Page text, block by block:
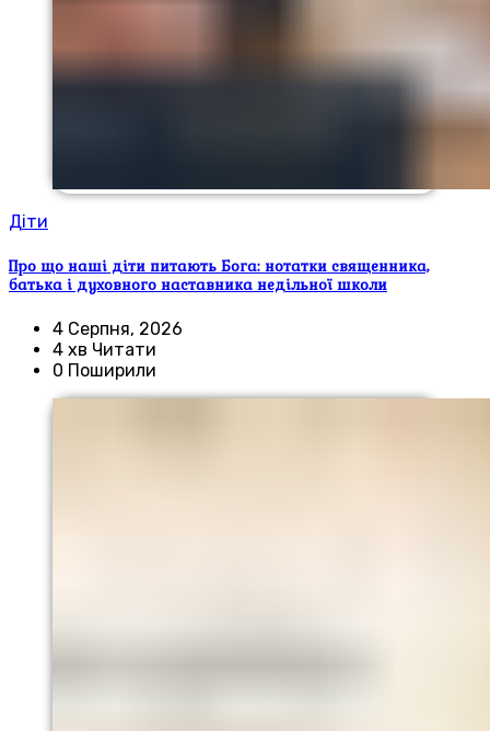
Діти
Про що наші діти питають Бога: нотатки священника,
батька і духовного наставника недільної школи
4 Серпня, 2026
4 хв Читати
0 Поширили